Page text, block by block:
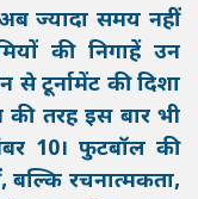
ज्यादा समय नहीं
की निगाहें उन
से टूर्नामेंट की दिशा
तरह इस बार भी
10। फुटबॉल की
रचनात्मकता,